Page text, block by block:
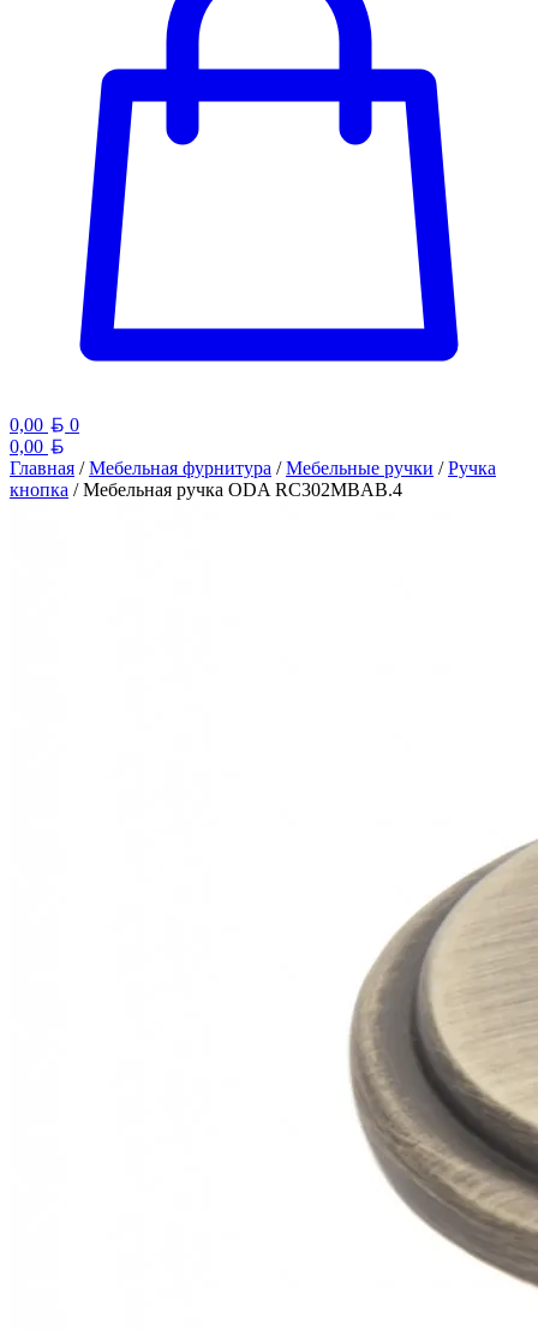
0,00 Белорусский рубль
0
0,00
Главная /Мебельная фурнитура /Мебельные ручки /Ручка
кнопка / Мебельная ручка ODA RC302MBAB.4